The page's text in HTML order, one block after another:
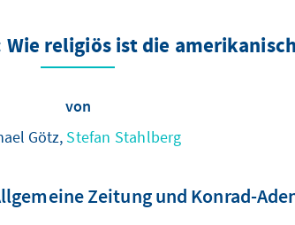
religiös ist die
von
Götz, Stefan Stahlberg
Zeitung und Konrad-